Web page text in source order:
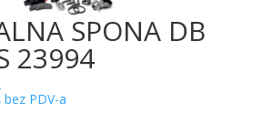
SPONA DB
23994
bez PDV-a